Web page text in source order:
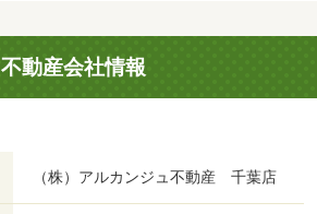
不動産会社情報
（株）アルカンジュ不動産 千葉店